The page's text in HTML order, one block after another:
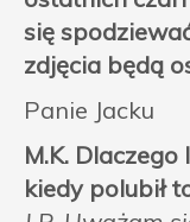
się
zdjęcia będą
Panie Jacku
M.K.
kiedy polubił